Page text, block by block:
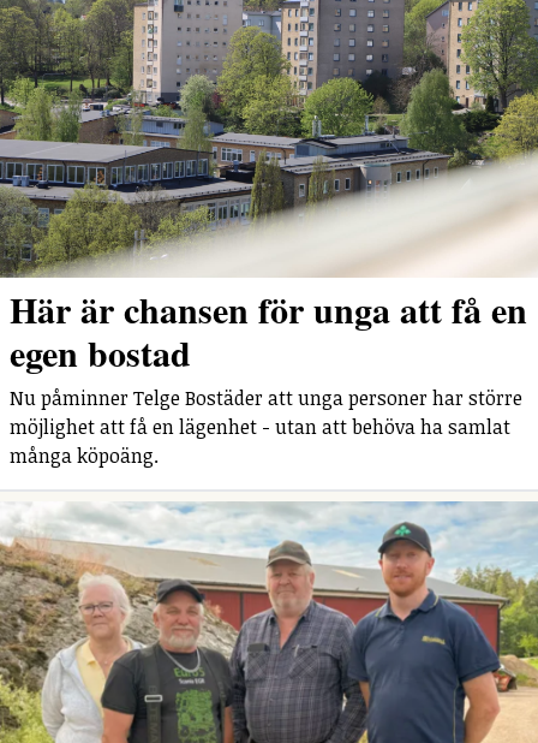
Här är chansen för unga att få en
egen bostad
Nu påminner Telge Bostäder att unga personer har större
möjlighet att få en lägenhet - utan att behöva ha samlat
många köpoäng.